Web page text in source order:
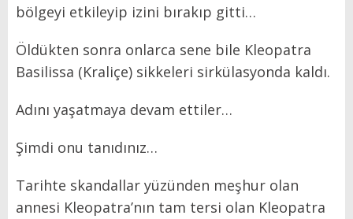
bölgeyi etkileyip izini bırakıp gitti…
Öldükten sonra onlarca sene bile Kleopatra
Basilissa (Kraliçe) sikkeleri sirkülasyonda kaldı.
Adını yaşatmaya devam ettiler…
Şimdi onu tanıdınız…
Tarihte skandallar yüzünden meşhur olan
annesi Kleopatra’nın tam tersi olan Kleopatra